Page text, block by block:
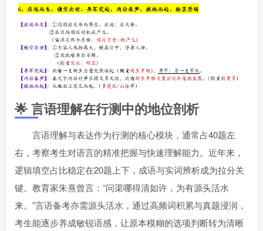
🌟 言语理解在行测中的地位剖析
言语理解与表达作为行测的核心模块，通常占40题左
右，考察考生对语言的精准把握与快速理解能力。近年来，
逻辑填空占比稳定在20题上下，成语与实词辨析成为拉分关
键。教育家朱熹曾言：“问渠哪得清如许，为有源头活水
来。”言语备考亦需源头活水，通过高频词积累与真题浸润，
考生能逐步养成敏锐语感，让原本模糊的选项判断转为清晰